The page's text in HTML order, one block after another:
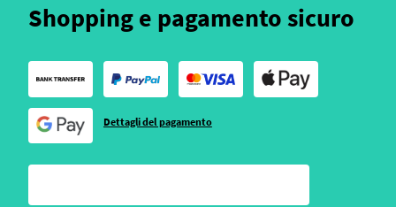
Shopping e pagamento sicuro
Dettagli del pagamento